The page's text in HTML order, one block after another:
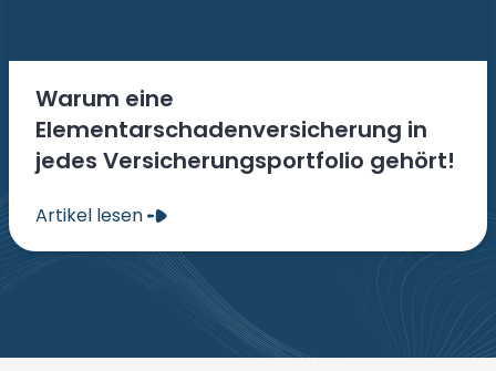
Warum eine
Elementarschadenversicherung in
jedes Versicherungsportfolio gehört!
Artikel lesen